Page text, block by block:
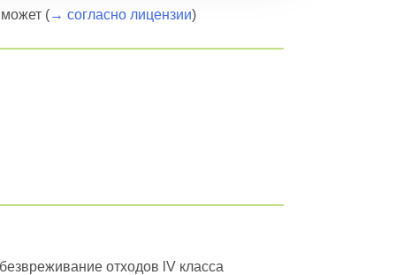
(→ согласно лицензии)
отходов lV класса